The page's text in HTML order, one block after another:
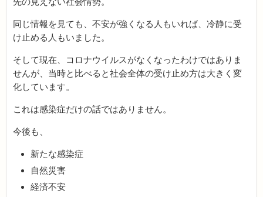
同じ情報を見ても、不安が強くなる人もいれば、冷静に受
け止める人もいました。
そして現在、コロナウイルスがなくなったわけではありま
せんが、当時と比べると社会全体の受け止め方は大きく変
化しています。
これは感染症だけの話ではありません。
今後も、
新たな感染症
自然災害
経済不安